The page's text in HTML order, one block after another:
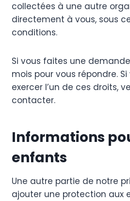
collectées à une autre
directement à vous, sous
conditions.
Si vous faites une
mois pour vous répondre.
exercer l’un de ces droits,
contacter.
Informations
enfants
Une autre partie de notre
ajouter une protection aux